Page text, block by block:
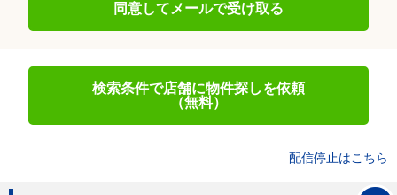
同意してメールで受け取る
検索条件で店舗に物件探しを依頼
（無料）
配信停止はこちら